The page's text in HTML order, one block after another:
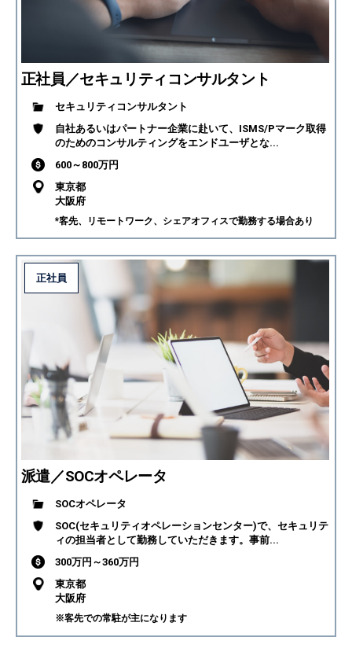
正社員／セキュリティコンサルタント
セキュリティコンサルタント
自社あるいはパートナー企業に赴いて、ISMS/Pマーク取得
のためのコンサルティングをエンドユーザとな...
600～800万円
東京都
大阪府
*客先、リモートワーク、シェアオフィスで勤務する場合あり
派遣／SOCオペレータ
正社員
SOCオペレータ
SOC(セキュリティオペレーションセンター)で、セキュリテ
ィの担当者として勤務していただきます。事前...
300万円～360万円
東京都
大阪府
※客先での常駐が主になります